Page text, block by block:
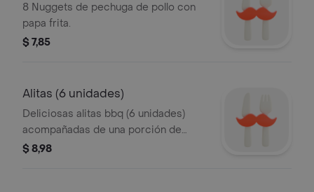
8 Nuggets de pechuga de pollo con
papa frita.
$ 7,85
Alitas (6 unidades)
Deliciosas alitas bbq (6 unidades)
acompañadas de una porción de
papas fritas y ensalada.
$ 8,98